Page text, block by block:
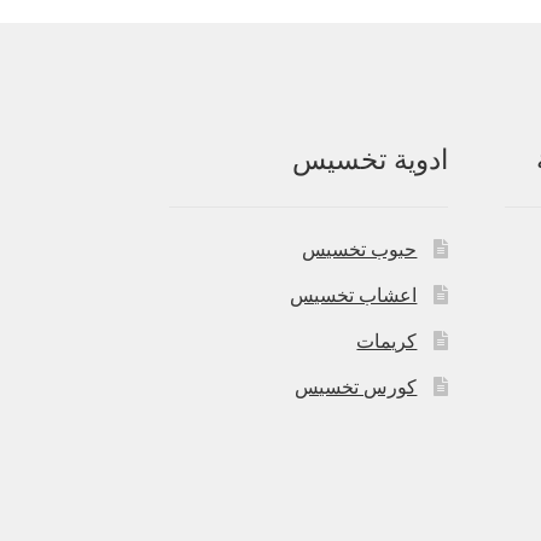
ادوية تخسيس
حبوب تخسيس
اعشاب تخسيس
كريمات
كورس تخسيس